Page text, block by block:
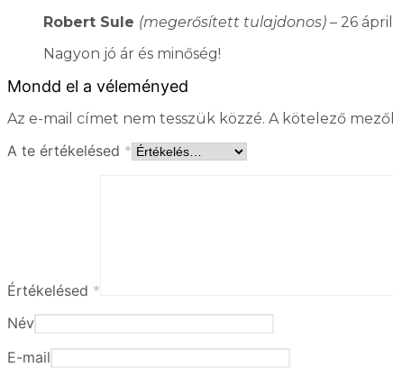
Robert Sule (megerősített tulajdonos) – 26
Nagyon jó ár és minőség!
Mondd el a véleményed
Az e-mail címet nem tesszük közzé. A kötelező
A te értékelésed *
Értékelésed *
Név
E-mail